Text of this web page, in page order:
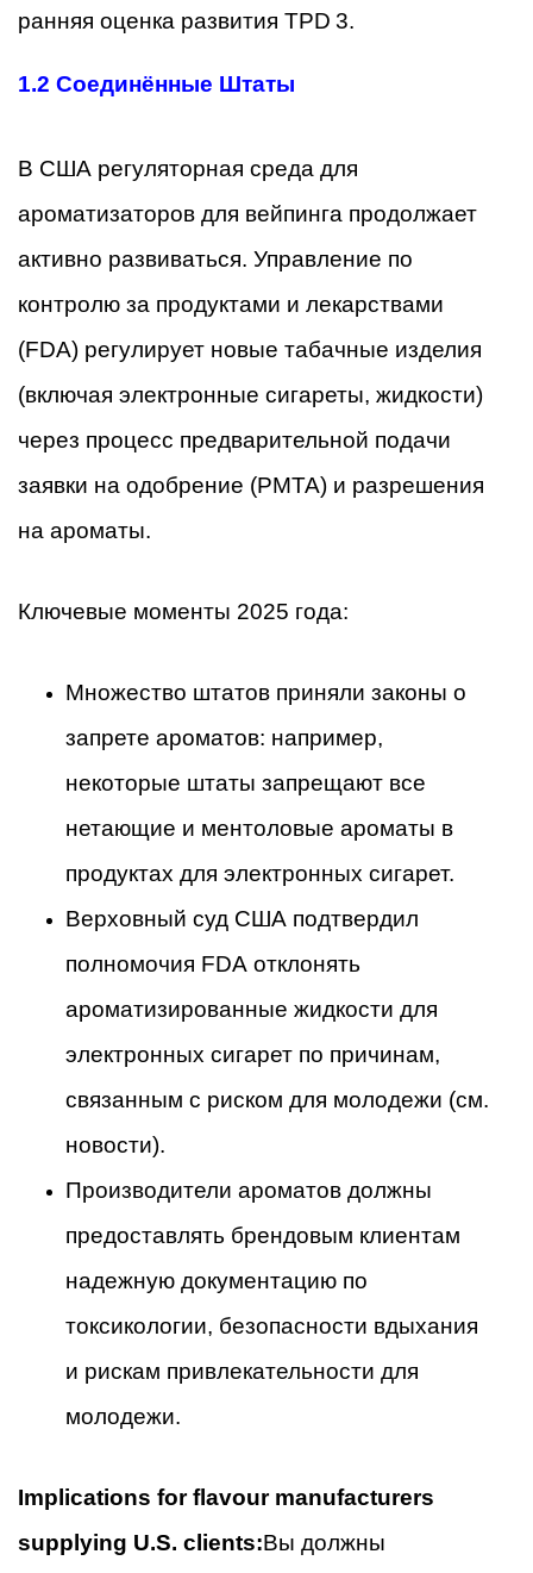
ранняя оценка развития TPD 3.
1.2 Соединённые Штаты
В США регуляторная среда для
ароматизаторов для вейпинга продолжает
активно развиваться. Управление по
контролю за продуктами и лекарствами
(FDA) регулирует новые табачные изделия
(включая электронные сигареты, жидкости)
через процесс предварительной подачи
заявки на одобрение (PMTA) и разрешения
на ароматы.
Ключевые моменты 2025 года:
Множество штатов приняли законы о
запрете ароматов: например,
некоторые штаты запрещают все
нетающие и ментоловые ароматы в
продуктах для электронных сигарет.
Верховный суд США подтвердил
полномочия FDA отклонять
ароматизированные жидкости для
электронных сигарет по причинам,
связанным с риском для молодежи (см.
новости).
Производители ароматов должны
предоставлять брендовым клиентам
надежную документацию по
токсикологии, безопасности вдыхания
и рискам привлекательности для
молодежи.
Implications for flavour manufacturers
supplying U.S. clients:Вы должны